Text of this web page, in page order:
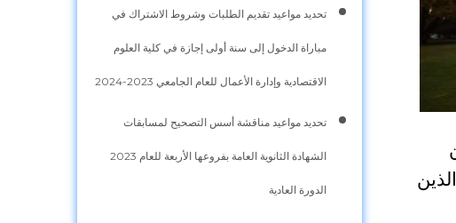
تحديد مواعيد تقديم الطلبات وشروط الاشتراك في
مباراة الدخول إلى سنة أولى إجازة في كلية العلوم
الاقتصادية وإدارة الأعمال للعام الجامعي 2023-2024
تحديد مواعيد مناقشة أسس التصحيح لمسابقات
الشهادة الثانوية العامة بفروعها الأربعة للعام 2023
الدورة العادية